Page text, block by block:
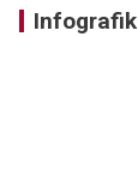
Infografik